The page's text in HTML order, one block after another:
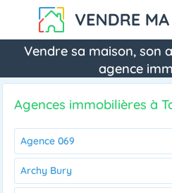
Vendre sa maison, son
agence
Agences immobilières à
Agence 069
Archy Bury